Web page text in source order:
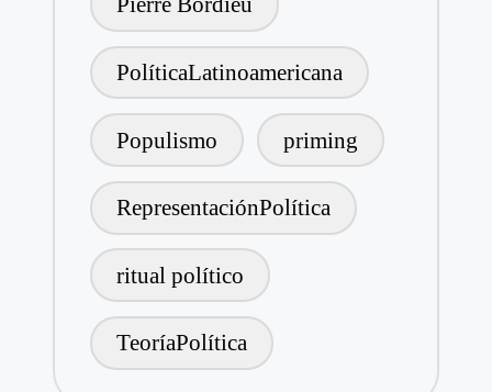
PolíticaLatinoamericana
Populismo priming
RepresentaciónPolítica
ritual político
TeoríaPolítica